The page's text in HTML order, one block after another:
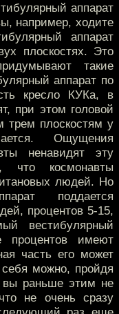
аппарат
например, ходите
аппарат
плоскостях. Это
такие
аппарат по
кресло КУКа, в
при этом головой
плоскостям у
Ощущения
ненавидят эту
что космонавты
людей. Но
поддается
процентов 5-15,
вестибулярный
процентов имеют
часть его может
можно, пройдя
вы раньше этим не
не очень сразу